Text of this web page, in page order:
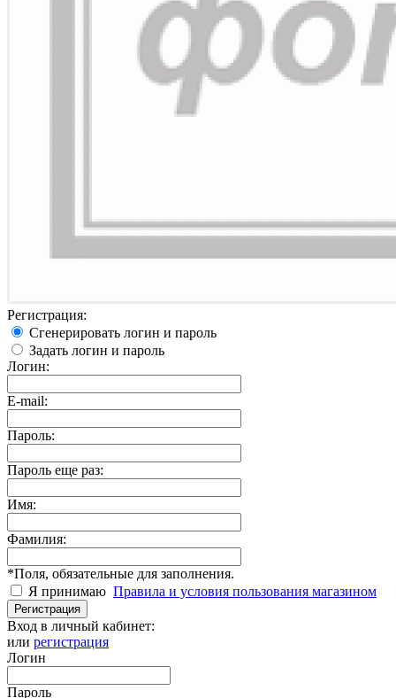
Регистрация:
Сгенерировать логин и пароль
Задать логин и пароль
Логин:
E-mail:
Пароль:
Пароль еще раз:
Имя:
Фамилия:
*Поля, обязательные для заполнения.
Я принимаю Правила и условия пользования магазином
Регистрация
Вход в личный кабинет:
или регистрация
Логин
Пароль